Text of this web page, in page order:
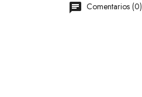
Comentarios (0)